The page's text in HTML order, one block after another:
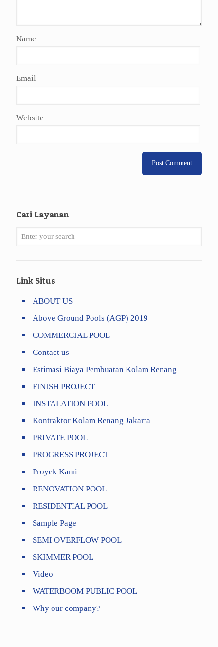
Name
Email
Website
Cari Layanan
Link Situs
ABOUT US
Above Ground Pools (AGP) 2019
COMMERCIAL POOL
Contact us
Estimasi Biaya Pembuatan Kolam Renang
FINISH PROJECT
INSTALATION POOL
Kontraktor Kolam Renang Jakarta
PRIVATE POOL
PROGRESS PROJECT
Proyek Kami
RENOVATION POOL
RESIDENTIAL POOL
Sample Page
SEMI OVERFLOW POOL
SKIMMER POOL
Video
WATERBOOM PUBLIC POOL
Why our company?